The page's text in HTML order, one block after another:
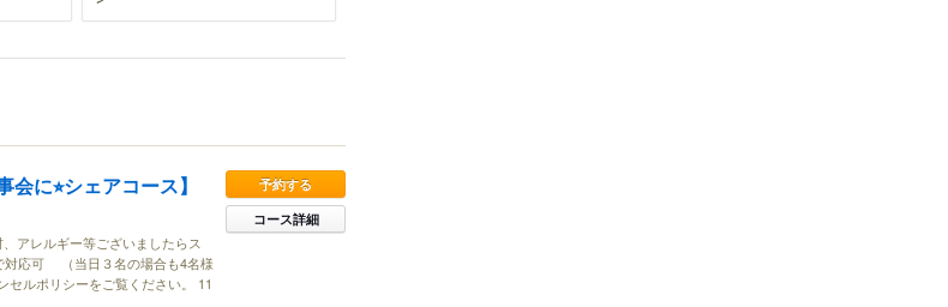
会に⭐︎シェアコース】
アレルギー等ございましたらス
対応可 （当日３名の場合も4名様
セルポリシーをご覧ください。 11
予約する
コース詳細